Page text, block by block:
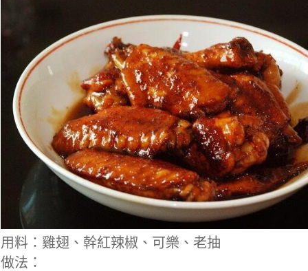
用料：雞翅、幹紅辣椒、可樂、老抽
做法：